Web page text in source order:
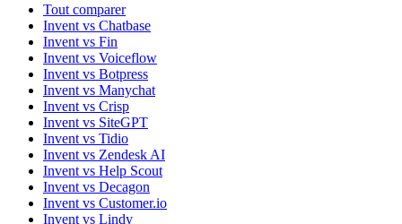
Tout comparer
Invent vs Chatbase
Invent vs Fin
Invent vs Voiceflow
Invent vs Botpress
Invent vs Manychat
Invent vs Crisp
Invent vs SiteGPT
Invent vs Tidio
Invent vs Zendesk AI
Invent vs Help Scout
Invent vs Decagon
Invent vs Customer.io
Invent vs Lindy